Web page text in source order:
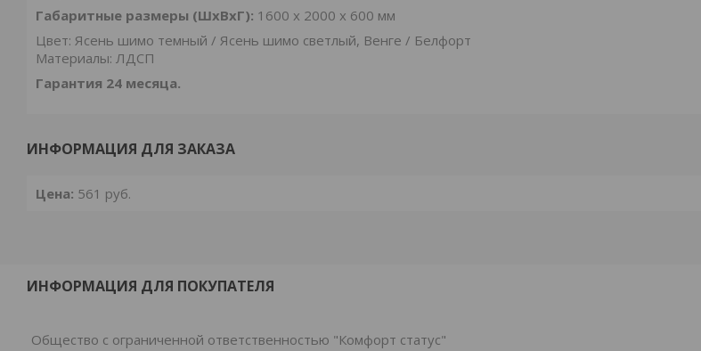
Габаритные размеры (ШхВхГ): 1600 x 2000 x 600 мм
Цвет: Ясень шимо темный / Ясень шимо светлый, Венге / Белфорт
Материалы: ЛДСП
Гарантия 24 месяца.
ИНФОРМАЦИЯ ДЛЯ ЗАКАЗА
Цена: 561 руб.
ИНФОРМАЦИЯ ДЛЯ ПОКУПАТЕЛЯ
Общество с ограниченной ответственностью "Комфорт статус"